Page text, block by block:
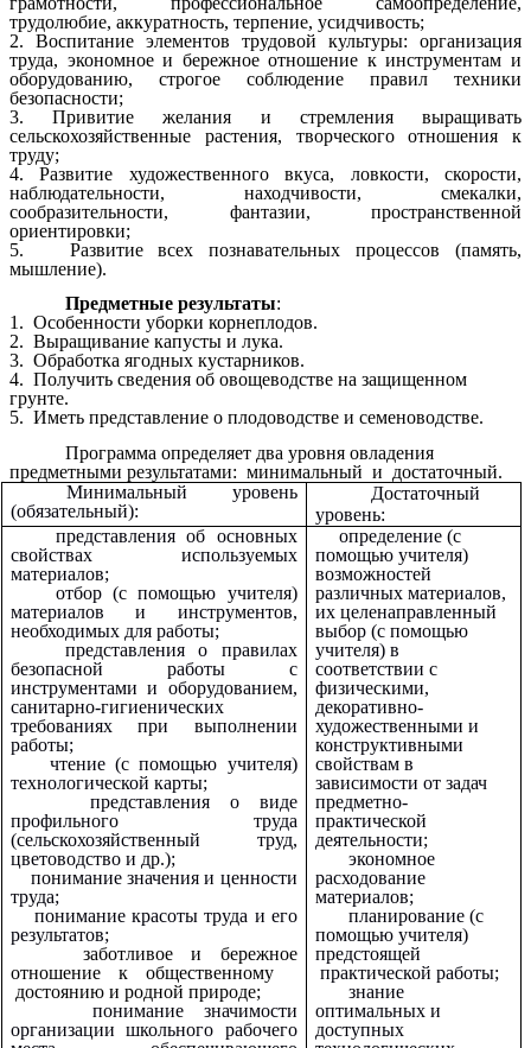
трудолюбие, аккуратность, терпение, усидчивость;
2. Воспитание элементов трудовой культуры: организация
труда, экономное и бережное отношение к инструментам и
оборудованию, строгое соблюдение правил техники
безопасности;
3. Привитие желания и стремления выращивать
сельскохозяйственные растения, творческого отношения к
труду;
4. Развитие художественного вкуса, ловкости, скорости,
наблюдательности, находчивости, смекалки,
сообразительности, фантазии, пространственной
ориентировки;
5. Развитие всех познавательных процессов (память,
мышление).
Предметные результаты:
1. Особенности уборки корнеплодов.
2. Выращивание капусты и лука.
3. Обработка ягодных кустарников.
4. Получить сведения об овощеводстве на защищенном
грунте.
5. Иметь представление о плодоводстве и семеноводстве.
Программа определяет два уровня овладения
предметными результатами: минимальный и достаточный.
Минимальный уровень
(обязательный):
Достаточный
уровень:
представления об основных
свойствах используемых
материалов;
отбор (с помощью учителя)
материалов и инструментов,
необходимых для работы;
представления о правилах
безопасной работы с
инструментами и оборудованием,
санитарно-гигиенических
требованиях при выполнении
работы;
чтение (с помощью учителя)
технологической карты;
представления о виде
профильного труда
(сельскохозяйственный труд,
цветоводство и др.);
понимание значения и ценности
труда;
понимание красоты труда и его
результатов;
заботливое и бережное
отношение к общественному
достоянию и родной природе;
понимание значимости
организации школьного рабочего
определение (с
помощью учителя)
возможностей
различных материалов,
их целенаправленный
выбор (с помощью
учителя) в
соответствии с
физическими,
декоративно-
художественными и
конструктивными
свойствам в
зависимости от задач
предметно-
практической
деятельности;
экономное
расходование
материалов;
планирование (с
помощью учителя)
предстоящей
практической работы;
знание
оптимальных и
доступных